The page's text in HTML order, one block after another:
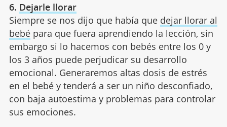
6. Dejarle llorar
Siempre se nos dijo que había que dejar llorar al
bebépara que fuera aprendiendo la lección, sin
embargo si lo hacemos con bebés entre los 0 y
los 3 años puede perjudicar su desarrollo
emocional. Generaremos altas dosis de estrés
en el bebé y tenderá a ser un niño desconfiado,
con baja autoestima y problemas para controlar
sus emociones.